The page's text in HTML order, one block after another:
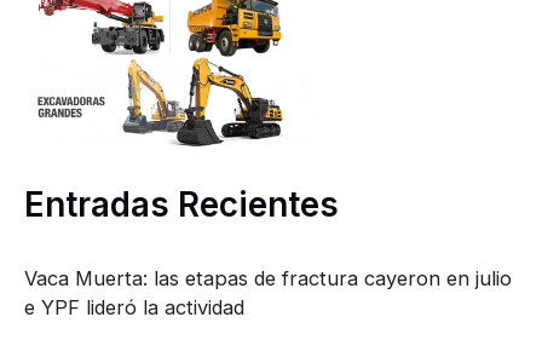
Entradas Recientes
Vaca Muerta: las etapas de fractura cayeron en julio
e YPF lideró la actividad